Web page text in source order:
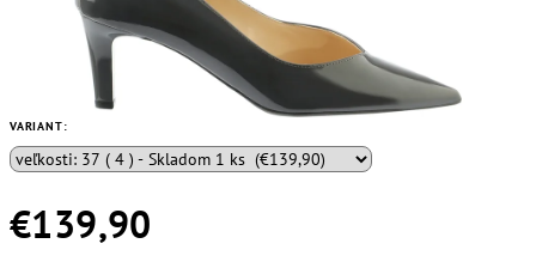
VARIANT:
€139,90